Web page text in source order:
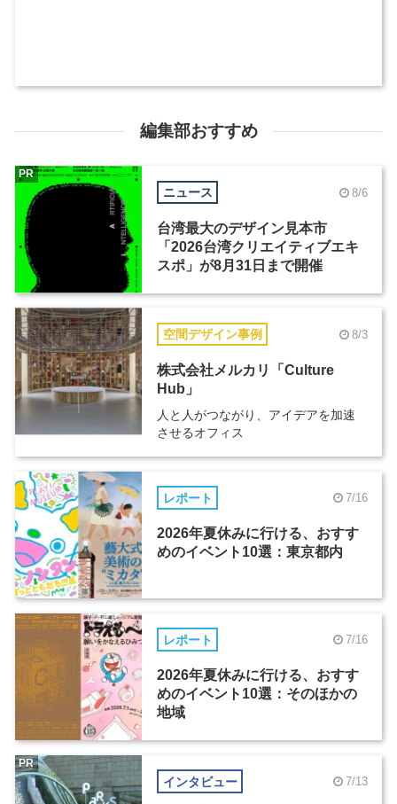
編集部おすすめ
ニュース 8/6
台湾最大のデザイン見本市
「2026台湾クリエイティブエキ
スポ」が8月31日まで開催
PR
空間デザイン事例 8/3
株式会社メルカリ「Culture
Hub」
人と人がつながり、アイデアを加速
させるオフィス
レポート 7/16
2026年夏休みに行ける、おすす
めのイベント10選：東京都内
レポート 7/16
2026年夏休みに行ける、おすす
めのイベント10選：そのほかの
地域
インタビュー 7/13
PR